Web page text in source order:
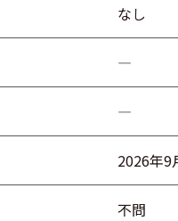
なし
―
―
2026年9
不問